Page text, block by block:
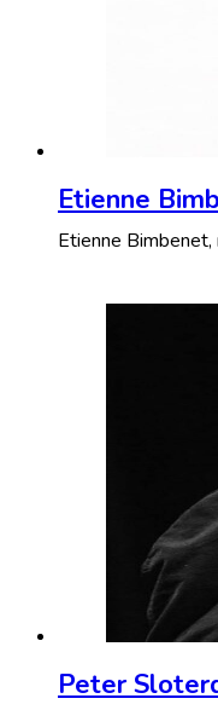
Etienne
Etienne
Peter